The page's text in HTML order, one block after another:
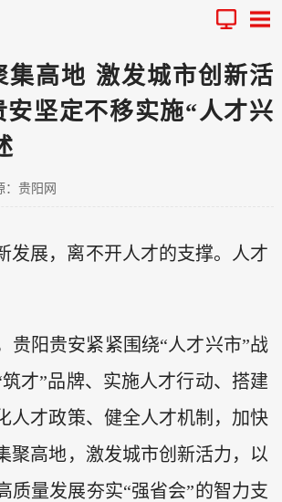
集高地 激发城市创新活
安坚定不移实施“人才兴
：贵阳网
发展，离不开人才的支撑。人才
贵阳贵安紧紧围绕“人才兴市”战
才”品牌、实施人才行动、搭建
人才政策、健全人才机制，加快
聚高地，激发城市创新活力，以
质量发展夯实“强省会”的智力支